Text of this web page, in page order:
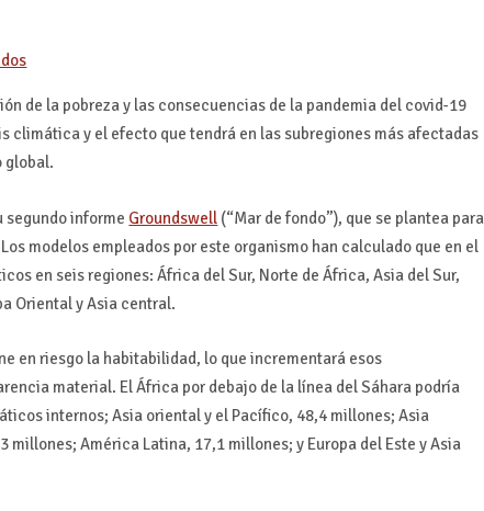
de la pobreza y las consecuencias de la pandemia del covid-19
climática y el efecto que tendrá en las subregiones más afectadas
global.
segundo informe Groundswell (“Mar de fondo”), que se plantea para
modelos empleados por este organismo han calculado que en el
en seis regiones: África del Sur, Norte de África, Asia del Sur,
Oriental y Asia central.
en riesgo la habitabilidad, lo que incrementará esos
material. El África por debajo de la línea del Sáhara podría
internos; Asia oriental y el Pacífico, 48,4 millones; Asia
América Latina, 17,1 millones; y Europa del Este y Asia